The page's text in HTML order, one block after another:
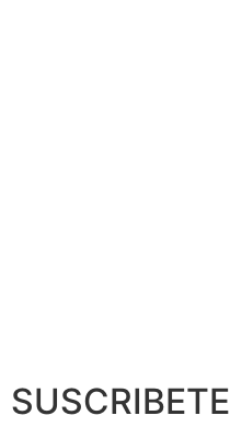
SUSCRIBETE